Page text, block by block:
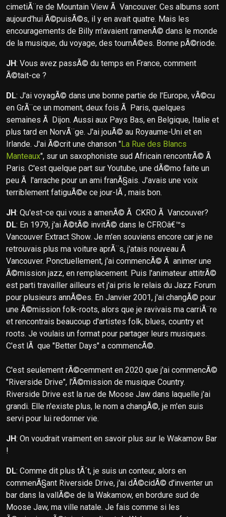
cimetiÃ¨re de Mountain View Ã Vancouver. Ces albums sont
aujourd'hui Ã©puisÃ©s, il y en avait quatre. Mais les
encouragements de Billy m'avaient ramenÃ© dans le monde
de la musique, du voyage, des tournÃ©es. Bonne pÃ©riode.
JH: Vous avez passÃ© du temps en France, comment
Ã©tait-ce ?
DL: J'ai voyagÃ© dans une bonne partie de l'Europe, vÃ©cu
en GrÃ¨ce un moment, deux fois Ã Paris, quelques
semaines Ã Dijon. Aussi aux Pays Bas, en Belgique, Italie et
plus tard en NorvÃ¨ge. J'ai jouÃ© au Royaume-Uni et en
Irlande. J'ai Ã©crit une chanson "La Rue des Blancs
Manteaux", sur un saxophoniste sud Africain rencontrÃ© Ã
Paris. C'est quelque part sur Youtube, une dÃ©mo faite un
peu Ã l'arrache pour un ami franÃ§ais. J'avais une voix
terriblement fatiguÃ©e ce jour-lÃ , mais bon.
JH: Qu'est-ce qui vous a amenÃ© Ã CKRO Ã Vancouver?
DL: En 1979, j'ai Ã©tÃ© invitÃ© dans le CFROâ€™s
Vancouver Extract Show. Je m'en souviens encore car je ne
retrouvais plus ma voiture aprÃ¨s, j'atais nouveau Ã
Vancouver. Ponctuellement, j'ai commencÃ© Ã animer une
Ã©mission jazz, en remplacement. Puis l'animateur attitrÃ©
est parti travailler ailleurs et j'ai pris le relais du Jazz Forum
pour plusieurs annÃ©es. En Janvier 2001, j'ai changÃ© pour
une Ã©mission folk-roots, alors que je ravivais ma carriÃ¨re
et rencontrais beaucoup d'artistes folk, blues, country et
roots. Je voulais un format pour partager leurs musiques.
C'est lÃ que "Better Days" a commencÃ©.
C'est seulement rÃ©cemment en 2020 que j'ai commencÃ©
"Riverside Drive", l'Ã©mission de musique Country.
Riverside Drive est la rue de Moose Jaw dans laquelle j'ai
grandi. Elle n'existe plus, le nom a changÃ©, je m'en suis
servi pour lui redonner vie.
JH: On voudrait vraiment en savoir plus sur le Wakamow Bar
!
DL: Comme dit plus tÃ´t, je suis un conteur, alors en
commenÃ§ant Riverside Drive, j'ai dÃ©cidÃ© d'inventer un
bar dans la vallÃ©e de la Wakamow, en bordure sud de
Moose Jaw, ma ville natale. Je fais comme si les